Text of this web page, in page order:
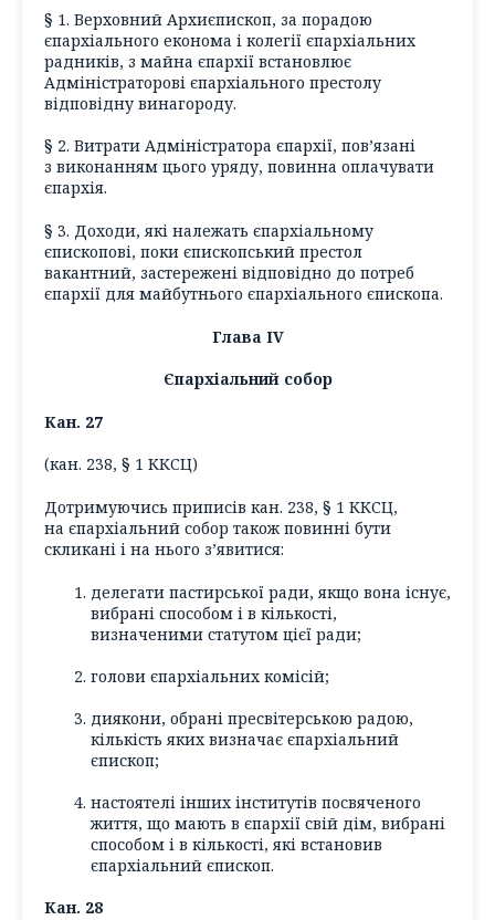
§ 1. Верховний Архиєпископ, за порадою
єпархіального економа і колегії єпархіальних
радників, з майна єпархії встановлює
Адміністраторові єпархіального престолу
відповідну винагороду.
§ 2. Витрати Адміністратора єпархії, пов’язані
з виконанням цього уряду, повинна оплачувати
єпархія.
§ 3. Доходи, які належать єпархіальному
єпископові, поки єпископський престол
вакантний, застережені відповідно до потреб
єпархії для майбутнього єпархіального єпископа.
Глава ІV
Єпархіальний собор
Кан. 27
(кан. 238, § 1 ККСЦ)
Дотримуючись приписів кан. 238, § 1 ККСЦ,
на єпархіальний собор також повинні бути
скликані і на нього з’явитися:
делегати пастирської ради, якщо вона існує,
вибрані способом і в кількості,
визначеними статутом цієї ради;
голови єпархіальних комісій;
диякони, обрані пресвітерською радою,
кількість яких визначає єпархіальний
єпископ;
настоятелі інших інститутів посвяченого
життя, що мають в єпархії свій дім, вибрані
способом і в кількості, які встановив
єпархіальний єпископ.
Кан. 28